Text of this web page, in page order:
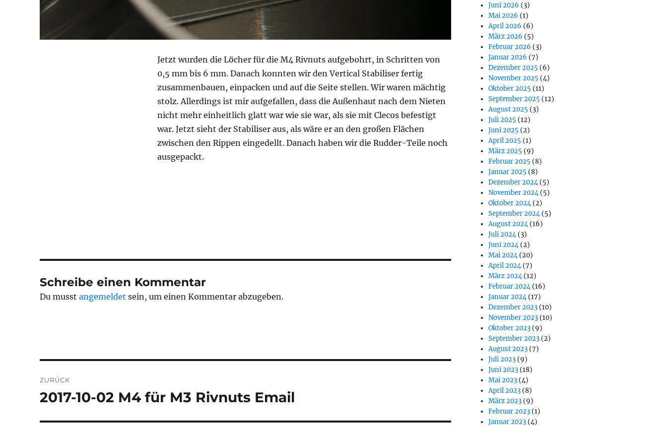
Jetzt wurden die Löcher für die M4 Rivnuts aufgebohrt, in Schritten von
0,5 mm bis 6 mm. Danach konnten wir den Vertical Stabiliser fertig
zusammenbauen, einpacken und auf die Seite stellen. Wir waren mächtig
stolz. Allerdings ist mir aufgefallen, dass die Außenhaut nach dem Nieten
nicht mehr einheitlich glatt war wie sie war, als sie mit Clecos befestigt
war. Jetzt sieht der Stabiliser aus, als wäre er an den großen Flächen
zwischen den Rippen eingedellt. Danach haben wir die Rudder-Teile noch
ausgepackt.
Schreibe einen Kommentar
Du musstangemeldet sein, um einen Kommentar abzugeben.
ZURÜCK
Vorheriger
2017-10-02 M4 für M3 Rivnuts Email
Juni 2026 (3)
Mai 2026 (1)
April 2026 (6)
März 2026 (5)
Februar 2026 (3)
Januar 2026 (7)
Dezember 2025 (6)
November 2025 (4)
Oktober 2025 (11)
September 2025 (12)
August 2025 (3)
Juli 2025 (12)
Juni 2025 (2)
April 2025 (1)
März 2025 (9)
Februar 2025 (8)
Januar 2025 (8)
Dezember 2024(5)
November 2024(5)
Oktober 2024(2)
September 2024(5)
August 2024(16)
Juli 2024(3)
Juni 2024(2)
Mai 2024(20)
April 2024(7)
März 2024(12)
Februar 2024(16)
Januar 2024(17)
Dezember 2023 (10)
November 2023 (10)
Oktober 2023 (9)
September 2023 (2)
August 2023 (7)
Juli 2023 (9)
Juni 2023 (18)
Mai 2023 (4)
April 2023 (8)
März 2023 (9)
Februar 2023 (1)
Januar 2023 (4)